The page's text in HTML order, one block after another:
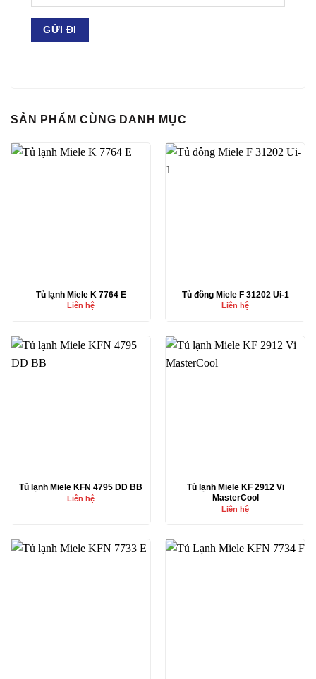
SẢN PHẨM CÙNG DANH MỤC
Tủ lạnh Miele K 7764 E
Liên hệ
Tủ đông Miele F 31202 Ui-1
Liên hệ
Tủ lạnh Miele KFN 4795 DD BB
Liên hệ
Tủ lạnh Miele KF 2912 Vi
MasterCool
Liên hệ